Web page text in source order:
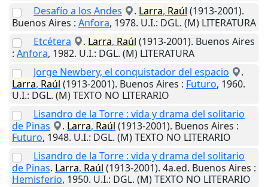
Desafío a los Andes
. Larra, Raúl (1913-2001).
Buenos Aires : Anfora, 1978. U.I.: DGL. (M) LITERATURA
Etcétera
. Larra, Raúl (1913-2001). Buenos Aires
: Anfora, 1982. U.I.: DGL. (M) LITERATURA
Jorge Newbery, el conquistador del espacio
.
Larra, Raúl (1913-2001). Buenos Aires : Futuro, 1960.
U.I.: DGL. (M) TEXTO NO LITERARIO
Lisandro de la Torre : vida y drama del solitario
de Pinas
. Larra, Raúl (1913-2001). Buenos Aires :
Futuro, 1948. U.I.: DGL. (M) TEXTO NO LITERARIO
Lisandro de la Torre : vida y drama del solitario
de Pinas. Larra, Raúl (1913-2001). 4a.ed. Buenos Aires :
Hemisferio, 1950. U.I.: DGL. (M) TEXTO NO LITERARIO